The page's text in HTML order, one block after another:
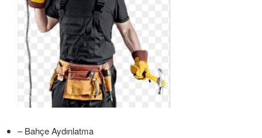
– Bahçe Aydınlatma